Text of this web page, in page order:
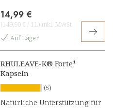
14,99 €
(149,90 € / 1L) inkl. MwSt
Auf Lager
RHULEAVE-K® Forte¹
Kapseln
(5)
Natürliche Unterstützung für